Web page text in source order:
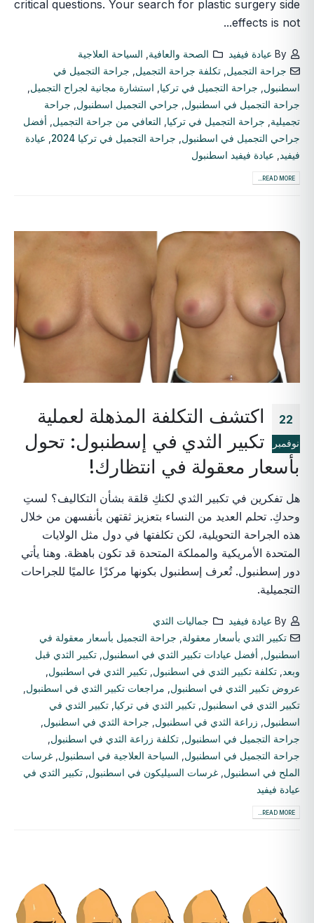
critical questions. Your search for plastic surgery side
effects is not...
By عيادة فيفيد الصحة والعافية
السياحة العلاجية
جراحة التجميل ,تكلفة جراحة التجميل
جراحة التجميل في
اسطنبول
جراحة التجميل في تركيا استشارة مجانية لجراح التجميل
جراحة التجميل في اسطنبول
جراحي التجميل اسطنبول
جراحة
تجميلية
جراحة التجميل في تركيا التعافي من جراحة التجميل
أفضل
جراحي التجميل في اسطنبول
جراحة التجميل في تركيا 2024
عيادة
فيفيد
عيادة فيفيد اسطنبول
READ MORE...
22
نوفمبر
اكتشف التكلفة المذهلة لعملية
تكبير الثدي في إسطنبول: تحول
بأسعار معقولة في انتظارك!
هل تفكرين في تكبير الثدي لكنكِ قلقة بشأن التكاليف؟ لستِ
وحدكِ. تحلم العديد من النساء بتعزيز ثقتهن بأنفسهن من خلال
هذه الجراحة التحويلية، لكن تكلفتها في دول مثل الولايات
المتحدة الأمريكية والمملكة المتحدة قد تكون باهظة. وهنا يأتي
دور إسطنبول. تُعرف إسطنبول بكونها مركزًا عالميًا للجراحات
التجميلية.
By عيادة فيفيد
جماليات الثدي
تكبير الثدي بأسعار معقولة
جراحة التجميل بأسعار معقولة في
اسطنبول
أفضل عيادات تكبير الثدي في اسطنبول تكبير الثدي قبل
وبعد
تكلفة تكبير الثدي في اسطنبول تكبير الثدي في اسطنبول
عروض تكبير الثدي في اسطنبول
مراجعات تكبير الثدي في اسطنبول
تكبير الثدي في اسطنبول تكبير الثدي في تركيا تكبير الثدي في
اسطنبول
زراعة الثدي في اسطنبول جراحة الثدي في اسطنبول
جراحة التجميل في اسطنبول تكلفة زراعة الثدي في اسطنبول
جراحة التجميل في اسطنبول
السياحة العلاجية في اسطنبول غرسات
الملح في اسطنبول غرسات السيليكون في اسطنبول تكبير الثدي في
عيادة فيفيد
READ MORE...